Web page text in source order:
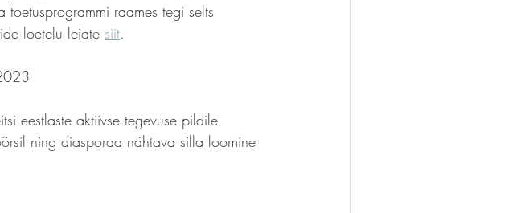
raames tegi selts
loetelu leiate siit.
eestlaste aktiivse tegevuse pildile
ning diasporaa nähtava silla loomine